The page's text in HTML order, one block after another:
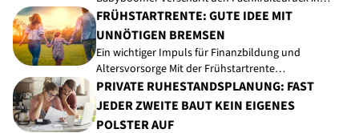
FRÜHSTARTRENTE: GUTE IDEE MIT
UNNÖTIGEN BREMSEN
Ein wichtiger Impuls für Finanzbildung und
Altersvorsorge Mit der Frühstartrente…
PRIVATE RUHESTANDSPLANUNG: FAST
JEDER ZWEITE BAUT KEIN EIGENES
POLSTER AUF